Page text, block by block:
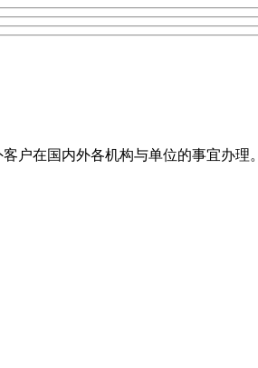
户在国内外各机构与单位的事宜办理。